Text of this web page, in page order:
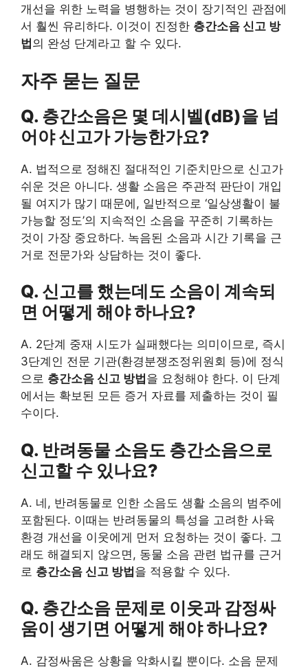
개선을 위한 노력을 병행하는 것이 장기적인 관점에
서 훨씬 유리하다. 이것이 진정한 층간소음 신고 방
법 의 완성 단계라고 할 수 있다.
자주 묻는 질문
Q. 층간소음은 몇 데시벨(dB)을 넘
어야 신고가 가능한가요?
A. 법적으로 정해진 절대적인 기준치만으로 신고가
쉬운 것은 아니다. 생활 소음은 주관적 판단이 개입
될 여지가 많기 때문에, 일반적으로 ‘일상생활이 불
가능할 정도’의 지속적인 소음을 꾸준히 기록하는
것이 가장 중요하다. 녹음된 소음과 시간 기록을 근
거로 전문가와 상담하는 것이 좋다.
Q. 신고를 했는데도 소음이 계속되
면 어떻게 해야 하나요?
A. 2단계 중재 시도가 실패했다는 의미이므로, 즉시
3단계인 전문 기관(환경분쟁조정위원회 등)에 정식
으로 층간소음 신고 방법 을 요청해야 한다. 이 단계
에서는 확보된 모든 증거 자료를 제출하는 것이 필
수이다.
Q. 반려동물 소음도 층간소음으로
신고할 수 있나요?
A. 네, 반려동물로 인한 소음도 생활 소음의 범주에
포함된다. 이때는 반려동물의 특성을 고려한 사육
환경 개선을 이웃에게 먼저 요청하는 것이 좋다. 그
래도 해결되지 않으면, 동물 소음 관련 법규를 근거
로 층간소음 신고 방법을 적용할 수 있다.
Q. 층간소음 문제로 이웃과 감정싸
움이 생기면 어떻게 해야 하나요?
A. 감정싸움은 상황을 악화시킬 뿐이다. 소음 문제